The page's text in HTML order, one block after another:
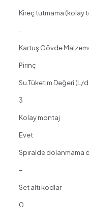
Kireç tutmama (kolay
–
Kartuş Gövde
Pirinç
Su Tüketim Değeri (L/
3
Kolay montaj
Evet
Spiralde dolanmama
–
Set altı kodlar
0